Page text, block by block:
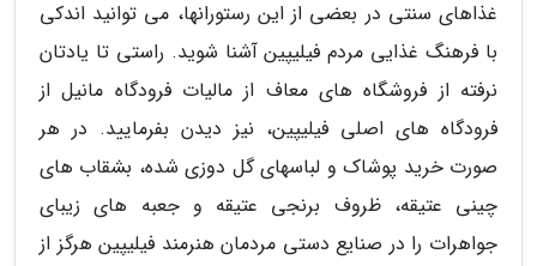
غذاهای سنتی در بعضی از این رستورانها، می توانید اندکی
با فرهنگ غذایی مردم فیلیپین آشنا شوید. راستی تا یادتان
نرفته از فروشگاه های معاف از مالیات فرودگاه مانیل از
فرودگاه های اصلی فیلیپین، نیز دیدن بفرمایید. در هر
صورت خرید پوشاک و لباسهای گل دوزی شده، بشقاب های
چینی عتیقه، ظروف برنجی عتیقه و جعبه های زیبای
جواهرات را در صنایع دستی مردمان هنرمند فیلیپین هرگز از